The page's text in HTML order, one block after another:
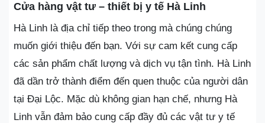
Cửa hàng vật tư – thiết bị y tế Hà Linh
Hà Linh là địa chỉ tiếp theo trong mà chúng chúng
muốn giới thiệu đến bạn. Với sự cam kết cung cấp
các sản phẩm chất lượng và dịch vụ tận tình. Hà Linh
đã dần trở thành điểm đến quen thuộc của người dân
tại Đại Lộc. Mặc dù không gian hạn chế, nhưng Hà
Linh vẫn đảm bảo cung cấp đầy đủ các vật tư y tế